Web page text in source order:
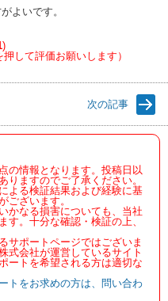
よいです。
)
して評価お願いします）
次の記事
の情報となります。投稿日以
りますのでご了承ください。
よる検証結果および経験に基
ございます。
かなる損害についても、当社
す。十分な確認・検証の上、
サポートページではございま
式会社が運営しているサイト
ートを希望される方は適切な
トをお求めの方は、問い合わ